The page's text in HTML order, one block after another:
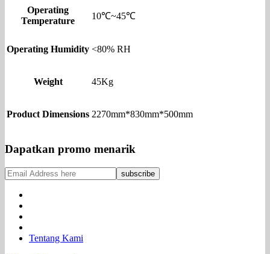
Operating
Temperature
10℃~45℃
Operating Humidity <80% RH
Weight 45Kg
Product Dimensions 2270mm*830mm*500mm
Dapatkan promo menarik
Tentang Kami